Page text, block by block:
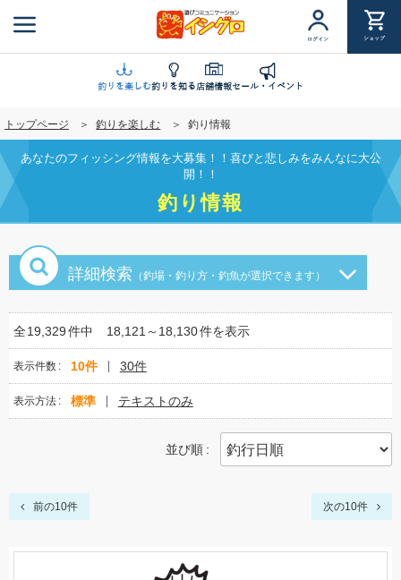
ン
に
移
動
ログイン ショップ
釣りを楽しむ釣りを知る店舗情報セール・イベント
トップページ 釣りを楽しむ 釣り情報
あなたのフィッシング情報を大募集！！喜びと悲しみをみんなに大公
開！！
釣り情報
詳細検索 （釣場・釣り方・釣魚が選択できます）
全19,329件中 18,121～18,130件を表示
表示件数 10件 30件
表示方法 標準 テキストのみ
並び順
前の10件 次の10件